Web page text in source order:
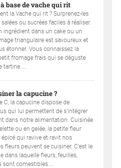
base de vache qui rit
la Vache qui rit ? Surprenez-les
ou sucrées faciles à réaliser.
ingrédient dans un cake ou un
triangulaire est savoureux et
étonner. Vous connaissez la
fromage frais qui se déguste
tartine....
la capucine ?
C, la capucine dispose de
qui lui permettent de s'intégrer
dans notre alimentation. Cuisinée
ou en gelée, la petite fleur
qui ravive et ravit nos
fleurs peuvent se cuisiner. C'est le
dans laquelle fleurs, feuilles,
sont comestibles....